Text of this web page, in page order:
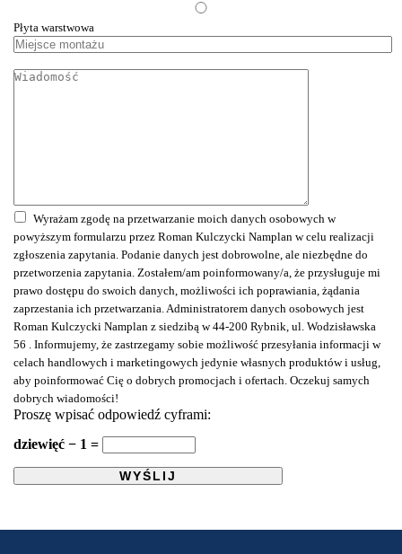
Płyta warstwowa
Miejsce
Wyrażam zgodę na przetwarzanie moich danych osobowych w
powyższym formularzu przez Roman Kulczycki Namplan w celu realizacji
zgłoszenia zapytania. Podanie danych jest dobrowolne, ale niezbędne do
przetworzenia zapytania. Zostałem/am poinformowany/a, że przysługuje mi
prawo dostępu do swoich danych, możliwości ich poprawiania, żądania
zaprzestania ich przetwarzania. Administratorem danych osobowych jest
Roman Kulczycki Namplan z siedzibą w 44-200 Rybnik, ul. Wodzisławska
56 . Informujemy, że zastrzegamy sobie możliwość przesyłania informacji w
celach handlowych i marketingowych jedynie własnych produktów i usług,
aby poinformować Cię o dobrych promocjach i ofertach. Oczekuj samych
dobrych wiadomości!
Proszę wpisać odpowiedź cyframi:
dziewięć − 1 =